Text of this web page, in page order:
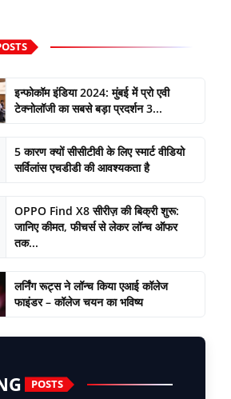
इन्फोकॉम इंडिया 2024: मुंबई में प्रो एवी
टेक्नोलॉजी का सबसे बड़ा प्रदर्शन 3...
5 कारण क्यों सीसीटीवी के लिए स्मार्ट वीडियो
सर्विलांस एचडीडी की आवश्यकता है
OPPO Find X8 सीरीज़ की बिक्री शुरू:
जानिए कीमत, फीचर्स से लेकर लॉन्च ऑफर
तक...
लर्निंग रूट्स ने लॉन्च किया एआई कॉलेज
फाइंडर – कॉलेज चयन का भविष्य
POSTS